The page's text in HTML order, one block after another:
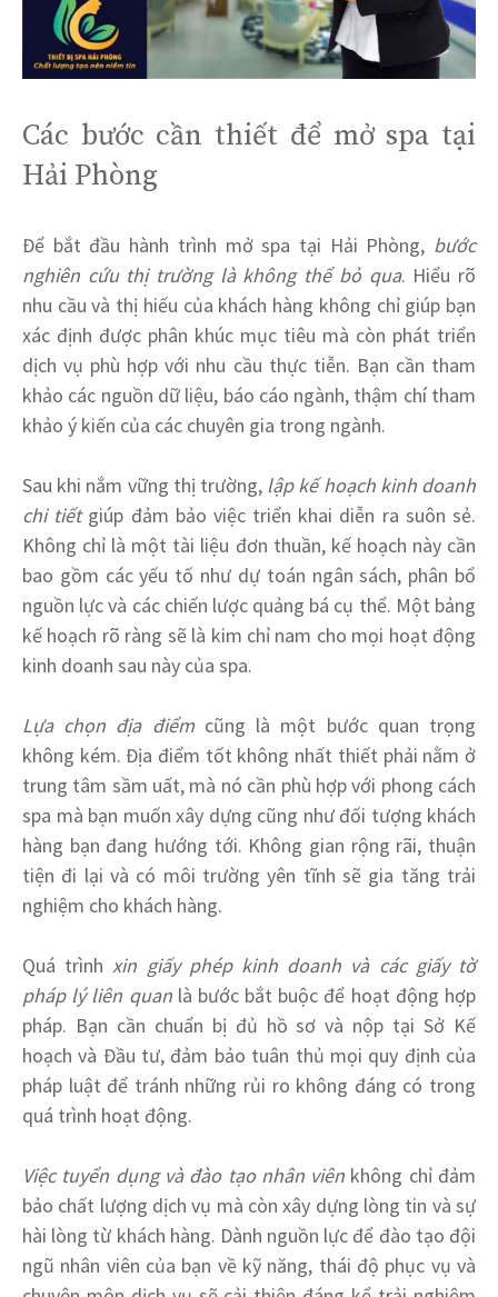
Các bước cần thiết để mở spa tại
Hải Phòng
Để bắt đầu hành trình mở spa tại Hải Phòng, bước
nghiên cứu thị trường là không thể bỏ qua. Hiểu rõ
nhu cầu và thị hiếu của khách hàng không chỉ giúp bạn
xác định được phân khúc mục tiêu mà còn phát triển
dịch vụ phù hợp với nhu cầu thực tiễn. Bạn cần tham
khảo các nguồn dữ liệu, báo cáo ngành, thậm chí tham
khảo ý kiến của các chuyên gia trong ngành.
Sau khi nắm vững thị trường, lập kế hoạch kinh doanh
chi tiếtgiúp đảm bảo việc triển khai diễn ra suôn sẻ.
Không chỉ là một tài liệu đơn thuần, kế hoạch này cần
bao gồm các yếu tố như dự toán ngân sách, phân bổ
nguồn lực và các chiến lược quảng bá cụ thể. Một bảng
kế hoạch rõ ràng sẽ là kim chỉ nam cho mọi hoạt động
kinh doanh sau này của spa.
Lựa chọn địa điểmcũng là một bước quan trọng
không kém. Địa điểm tốt không nhất thiết phải nằm ở
trung tâm sầm uất, mà nó cần phù hợp với phong cách
spa mà bạn muốn xây dựng cũng như đối tượng khách
hàng bạn đang hướng tới. Không gian rộng rãi, thuận
tiện đi lại và có môi trường yên tĩnh sẽ gia tăng trải
nghiệm cho khách hàng.
Quá trìnhxin giấy phép kinh doanh và các giấy tờ
pháp lý liên quanlà bước bắt buộc để hoạt động hợp
pháp. Bạn cần chuẩn bị đủ hồ sơ và nộp tại Sở Kế
hoạch và Đầu tư, đảm bảo tuân thủ mọi quy định của
pháp luật để tránh những rủi ro không đáng có trong
quá trình hoạt động.
Việc tuyển dụng và đào tạo nhân viên không chỉ đảm
bảo chất lượng dịch vụ mà còn xây dựng lòng tin và sự
hài lòng từ khách hàng. Dành nguồn lực để đào tạo đội
ngũ nhân viên của bạn về kỹ năng, thái độ phục vụ và